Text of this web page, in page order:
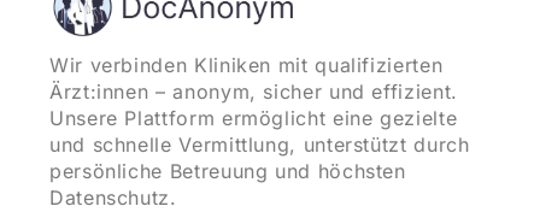
Wir verbinden Kliniken mit qualifizierten
Ärzt:innen – anonym, sicher und effizient.
Unsere Plattform ermöglicht eine gezielte
und schnelle Vermittlung, unterstützt durch
persönliche Betreuung und höchsten
Datenschutz.